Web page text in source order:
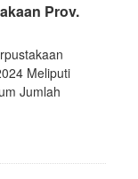
Prov.
Meliputi
Jumlah